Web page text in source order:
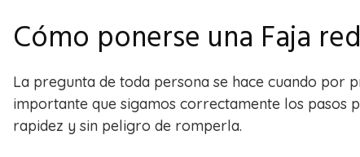
Cómo ponerse una Faja
La pregunta de toda persona se hace cuando
importante que sigamos correctamente los pasos
rapidez y sin peligro de romperla.